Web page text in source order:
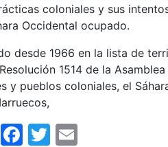
coloniales y sus
Occidental ocupado.
desde 1966 en la lista de
1514 de la
y pueblos coloniales, el
Facebook
Twitter